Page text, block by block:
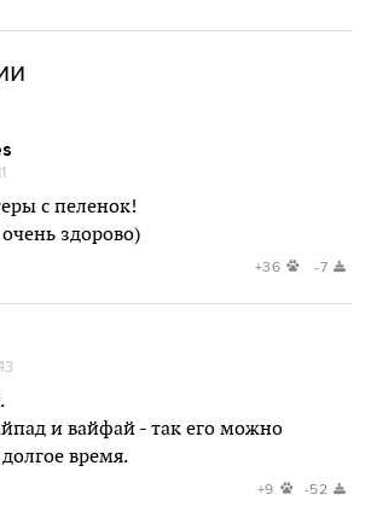
с пеленок!
здорово)
+36 -7
и вайфай - так его можно
время.
+9 -52